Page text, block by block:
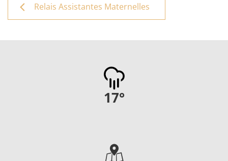
Relais Assistantes Maternelles
17°